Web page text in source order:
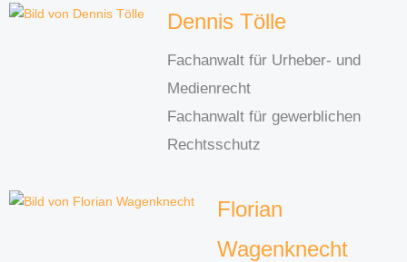
Dennis Tölle
Fachanwalt für Urheber- und
Medienrecht
Fachanwalt für gewerblichen
Rechtsschutz
Florian
Wagenknecht